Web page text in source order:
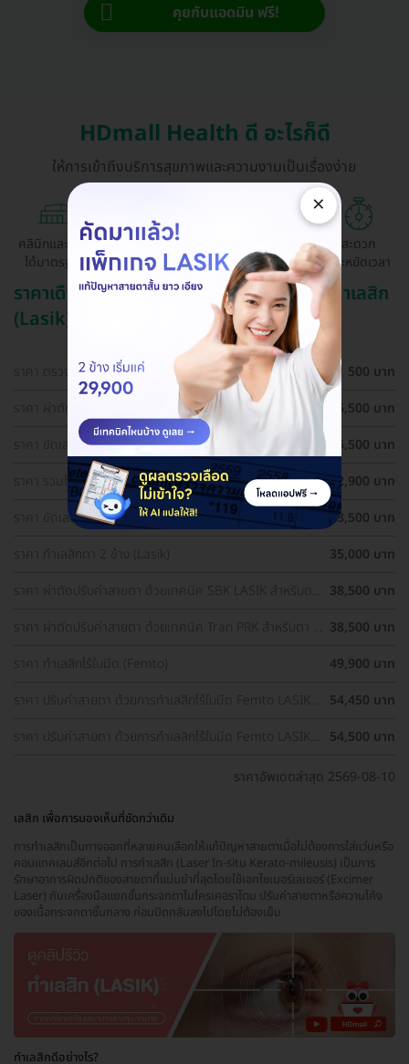
คุยกับแอดมิน ฟรี!
HDmall Health ดี อะไรก็ดี
ให้การเข้าถึงบริการสุขภาพและความงามเป็นเรื่องง่าย
คลินิกและ รพ.
ได้มาตรฐาน
ถูกกว่าจองตรง
ด้วยตัวเอง
สะดวก
ประหยัดเวลา
ราคาเดือน สิงหาคม ปี 2569 (2026) สำหรับ ทำเลสิก
(Lasik)
ราคา ตรวจตาก่อนทำเลสิก (LASIK)
500 บาท
ราคา ผ่าตัดปรับค่าสายตา ด้วยเทคนิค SBK LASIK สำหรับตา
25,500 บาท
ราคา ขัดเลนส์ตาด้วยเลเซอร์ เทคนิค PRK สำหรับตา 1 ข้าง
25,500 บาท
ราคา รวมโปรผ่าตัดแก้ไขสายตา ราคาดี ประเมินสายตา ฟรี!
32,900 บาท
ราคา ขัดเลนส์ตาด้วยเลเซอร์ เทคนิค PRK สำหรับตา 2 ข้าง
33,500 บาท
ราคา ทำเลสิกตา 2 ข้าง (Lasik)
35,000 บาท
ราคา ผ่าตัดปรับค่าสายตา ด้วยเทคนิค SBK LASIK สำหรับตา
38,500 บาท
ราคา ผ่าตัดปรับค่าสายตา ด้วยเทคนิค Tran PRK สำหรับตา 2
38,500 บาท
ราคา ทำเลสิกไร้ใบมีด (Femto)
49,900 บาท
ราคา ปรับค่าสายตา ด้วยการทำเลสิกไร้ใบมีด Femto LASIK 2
54,450 บาท
ราคา ปรับค่าสายตา ด้วยการทำเลสิกไร้ใบมีด Femto LASIK 2
54,500 บาท
ราคาอัพเดตล่าสุด 2569-08-10
เลสิก เพื่อการมองเห็นที่ชัดกว่าเดิม
การทำเลสิกเป็นทางออกที่หลายคนเลือกให้แก้ปัญหาสายตาเมื่อไม่ต้องการใส่แว่นหรือ
คอนแทคเลนส์อีกต่อไป การทำเลสิก (Laser In-situ Kerato-mileusis) เป็นการ
รักษาอาการผิดปกติของสายตาที่แม่นยำที่สุดโดยใช้เอกไซเมอร์เลเซอร์ (Excimer
Laser) กับเครื่องมือแยกชั้นกระจกตาไมโครเคอราโตม ปรับค่าสายตาหรือความโค้ง
ของเนื้อกระจกตาชั้นกลาง ก่อนปิดกลับลงไปโดยไม่ต้องเย็บ
ทำเลสิกดีอย่างไร?
×